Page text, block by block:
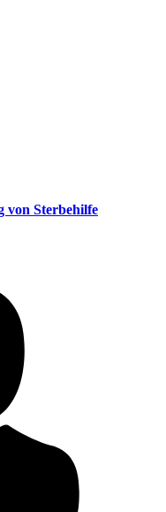
von Sterbehilfe